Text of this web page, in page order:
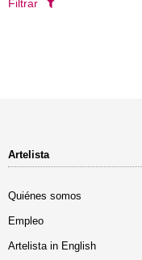
Filtrar
Artelista
Quiénes somos
Empleo
Artelista in English